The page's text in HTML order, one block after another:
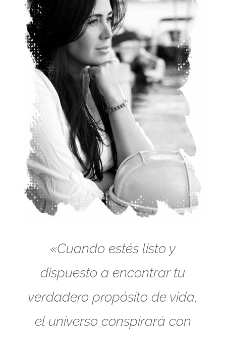
«Cuando estés listo y
dispuesto a encontrar tu
verdadero propósito de vida,
el universo conspirará con